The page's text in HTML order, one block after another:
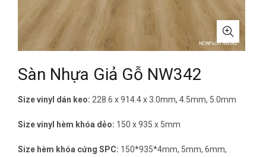
Sàn Nhựa Giả Gỗ NW342
Size vinyl dán keo: 228.6 x 914.4 x 3.0mm, 4.5mm, 5.0mm
Size vinyl hèm khóa dẻo: 150 x 935 x 5mm
Size hèm khóa cứng SPC: 150*935*4mm, 5mm, 6mm,